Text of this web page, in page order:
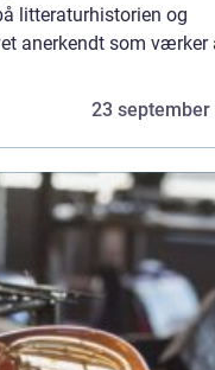
litteraturhistorien og
anerkendt som værker
23 september